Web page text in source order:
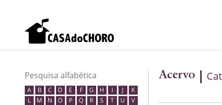
Pesquisa alfabética
A B C D E F G H I J
K
L
M N O P Q R S T U
V
Acervo